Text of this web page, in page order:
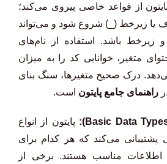
از قواعد خاصی پیروی می‌کند؛
یا زیرخط (_) شروع شود و می‌تواند
زیرخط باشد. استفاده از نام‌های
متغیر، خوانایی کد را به میزان
درک صحیح متغیرها، سنگ بنای
راهنمای جامع پایتون است.
پایتون از انواع
پشتیبانی می‌کند که هر کدام برای
مناسب هستند. برخی از